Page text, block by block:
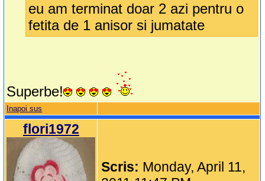
eu am terminat doar 2 azi pentru o
fetita de 1 anisor si jumatate
Superbe!
Inapoi sus
flori1972
Scris: Monday, April 11,